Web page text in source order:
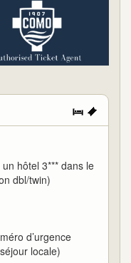
hôtel 3*** dans le
dbl/twin)
d’urgence
locale)